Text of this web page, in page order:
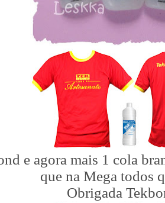
e agora mais 1 cola
que na Mega todos
Obrigada